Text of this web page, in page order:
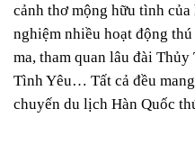
cảnh thơ mộng hữu tình
nghiệm nhiều hoạt động
ma, tham quan lâu đài
Tình Yêu… Tất cả đều
chuyến du lịch Hàn Quốc